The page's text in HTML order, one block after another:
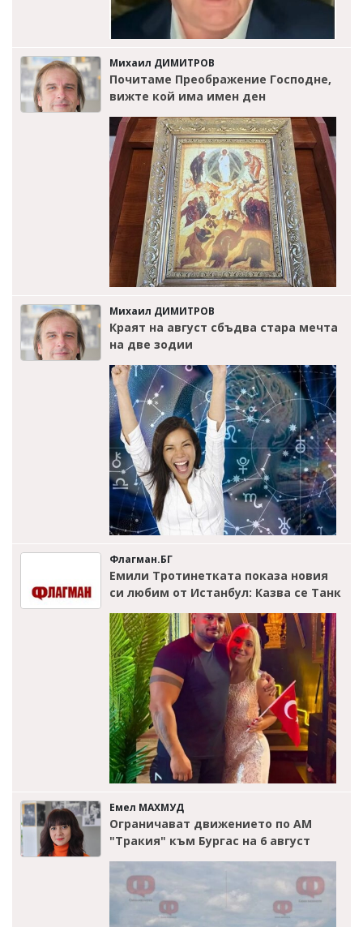
Михаил ДИМИТРОВ
Почитаме Преображение Господне,
вижте кой има имен ден
Михаил ДИМИТРОВ
Краят на август сбъдва стара мечта
на две зодии
Флагман.БГ
Емили Тротинетката показа новия
си любим от Истанбул: Казва се Танк
Емел МАХМУД
Ограничават движението по АМ
"Тракия" към Бургас на 6 август